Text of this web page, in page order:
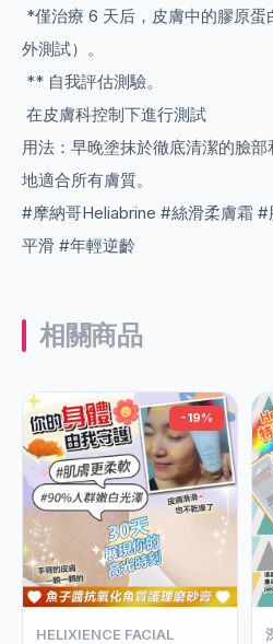
*僅治療 6 天后，皮膚中的膠原蛋
外測試）。
** 自我評估測驗。
在皮膚科控制下進行測試
用法：早晚塗抹於徹底清潔的臉
地適合所有膚質。
#摩納哥Heliabrine #絲滑柔膚霜
平滑 #年輕逆齡
相關商品
-19%
HELIXIENCE FACIAL